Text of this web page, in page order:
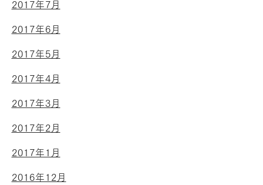
2017年7月
2017年6月
2017年5月
2017年4月
2017年3月
2017年2月
2017年1月
2016年12月